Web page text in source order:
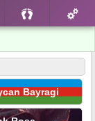
Bayragi